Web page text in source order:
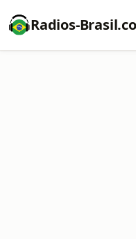
Radios-